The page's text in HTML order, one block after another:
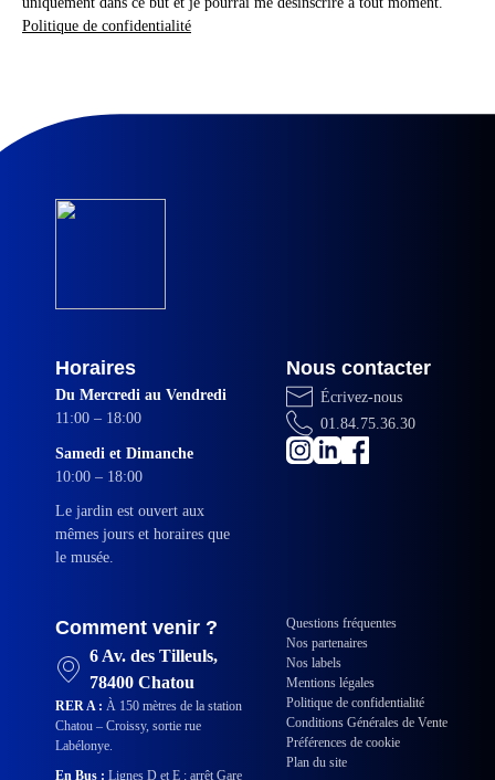
Politique de confidentialité
Horaires
Du Mercredi au Vendredi
11:00 – 18:00
Samedi et Dimanche
10:00 – 18:00
Le jardin est ouvert aux
mêmes jours et horaires que
le musée.
Nous contacter
Écrivez-nous
01.84.75.36.30
Comment venir ?
6 Av. des Tilleuls,
78400 Chatou
RER A : À 150 mètres de la station
Chatou – Croissy, sortie rue
Labélonye.
En Bus : Lignes D et E : arrêt Gare
Questions fréquentes
Nos partenaires
Nos labels
Mentions légales
Politique de confidentialité
Conditions Générales de Vente
Préférences de cookie
Plan du site